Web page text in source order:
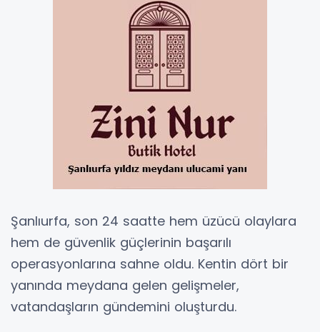
Şanlıurfa, son 24 saatte hem üzücü olaylara
hem de güvenlik güçlerinin başarılı
operasyonlarına sahne oldu. Kentin dört bir
yanında meydana gelen gelişmeler,
vatandaşların gündemini oluşturdu.